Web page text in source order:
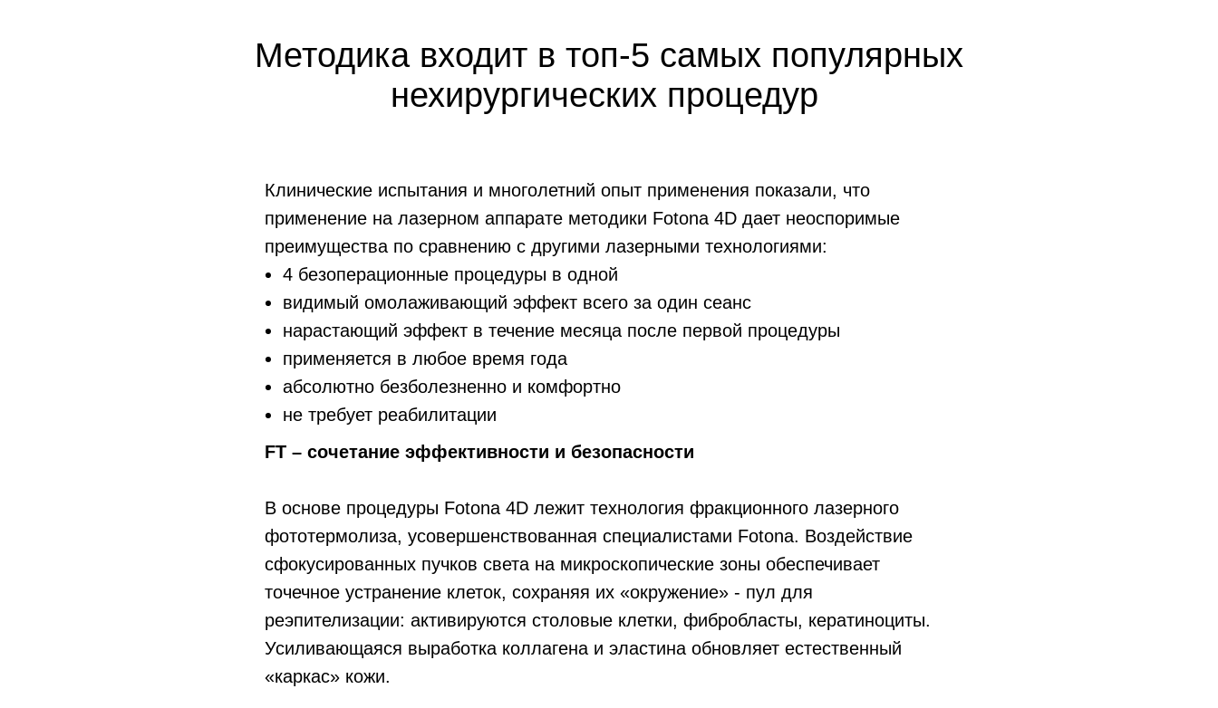
Методика входит в топ-5 самых популярных
нехирургических процедур
Клинические испытания и многолетний опыт применения показали, что
применение на лазерном аппарате методики Fotona 4D дает неоспоримые
преимущества по сравнению с другими лазерными технологиями:
4 безоперационные процедуры в одной
видимый омолаживающий эффект всего за один сеанс
нарастающий эффект в течение месяца после первой процедуры
применяется в любое время года
абсолютно безболезненно и комфортно
не требует реабилитации
FT – сочетание эффективности и безопасности
В основе процедуры Fotona 4D лежит технология фракционного лазерного
фототермолиза, усовершенствованная специалистами Fotona. Воздействие
сфокусированных пучков света на микроскопические зоны обеспечивает
точечное устранение клеток, сохраняя их «окружение» - пул для
реэпителизации: активируются столовые клетки, фибробласты, кератиноциты.
Усиливающаяся выработка коллагена и эластина обновляет естественный
«каркас» кожи.